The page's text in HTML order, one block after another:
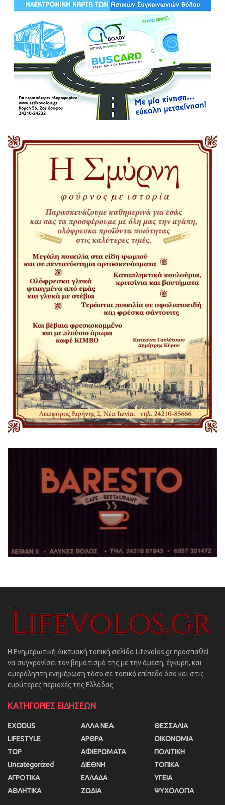
Η Ενημερωτική Δικτυακή τοπική σελίδα Lifevolos.gr προσπαθεί
να συγχρονίσει τον βηματισμό της με την άμεση, έγκυρη, και
αμερόληπτη ενημέρωση τόσο σε τοπικό επίπεδο όσο και στις
ευρύτερες περιοχές της Ελλάδας
ΚΑΤΗΓΟΡΙΕΣ ΕΙΔΗΣΕΩΝ
EXODUS
LIFESTYLE
TOP
Uncategorized
ΑΓΡΟΤΙΚΑ
ΑΘΛΗΤΙΚΑ
ΑΛΛΑ ΝΕΑ
ΑΡΘΡΑ
ΑΦΙΕΡΩΜΑΤΑ
ΔΙΕΘΝΗ
ΕΛΛΑΔΑ
ΖΩΔΙΑ
ΘΕΣΣΑΛΙΑ
ΟΙΚΟΝΟΜΙΑ
ΠΟΛΙΤΙΚΗ
ΤΟΠΙΚΑ
ΥΓΕΙΑ
ΨΥΧΟΛΟΓΙΑ